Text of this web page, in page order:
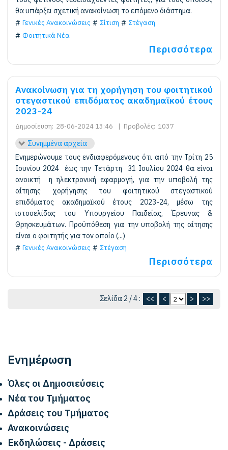
θα υπάρξει σχετική ανακοίνωση το επόμενο διάστημα.
Γενικές Ανακοινώσεις
Σίτιση
Στέγαση
Φοιτητικά Νέα
Περισσότερα
Ανακοίνωση για τη χορήγηση του φοιτητικού
στεγαστικού επιδόματος ακαδημαϊκού έτους
2023-24
Δημοσίευση: 28-06-2024 13:46 | Προβολές: 1037
Συνημμένα αρχεία
Ενημερώνουμε τους ενδιαφερόμενους ότι από την Τρίτη 25
Ιουνίου 2024 έως την Τετάρτη 31 Ιουλίου 2024 θα είναι
ανοικτή η ηλεκτρονική εφαρμογή, για την υποβολή της
αίτησης χορήγησης του φοιτητικού στεγαστικού
επιδόματος ακαδημαϊκού έτους 2023-24, μέσω της
ιστοσελίδας του Υπουργείου Παιδείας, Έρευνας &
Θρησκευμάτων. Προϋπόθεση για την υποβολή της αίτησης
είναι ο φοιτητής για τον οποίο (...)
Γενικές Ανακοινώσεις
Στέγαση
Περισσότερα
Σελίδα 2 / 4 : << < > >>
Ενημέρωση
Όλες οι Δημοσιεύσεις
Νέα του Τμήματος
Δράσεις του Τμήματος
Ανακοινώσεις
Εκδηλώσεις - Δράσεις